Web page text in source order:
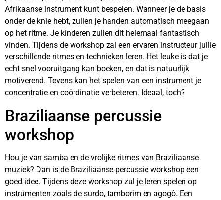
Afrikaanse instrument kunt bespelen. Wanneer je de basis
onder de knie hebt, zullen je handen automatisch meegaan
op het ritme. Je kinderen zullen dit helemaal fantastisch
vinden. Tijdens de workshop zal een ervaren instructeur jullie
verschillende ritmes en technieken leren. Het leuke is dat je
echt snel vooruitgang kan boeken, en dat is natuurlijk
motiverend. Tevens kan het spelen van een instrument je
concentratie en coördinatie verbeteren. Ideaal, toch?
Braziliaanse percussie
workshop
Hou je van samba en de vrolijke ritmes van Braziliaanse
muziek? Dan is de Braziliaanse percussie workshop een
goed idee. Tijdens deze workshop zul je leren spelen op
instrumenten zoals de surdo, tamborim en agogô. Een